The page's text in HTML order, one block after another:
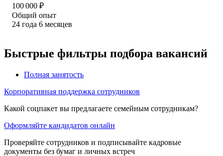
100 000 ₽
Общий опыт
24 года 6 месяцев
Быстрые фильтры подбора вакансий
Полная занятость
Корпоративная поддержка сотрудников
Какой соцпакет вы предлагаете семейным сотрудникам?
Оформляйте кандидатов онлайн
Проверяйте сотрудников и подписывайте кадровые
документы без бумаг и личных встреч